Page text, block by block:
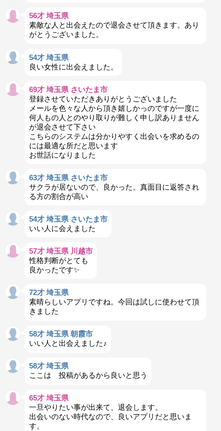
56才 埼玉県
素敵な人と出会えたので退会させて頂きます。あり
がとうございました。
54才 埼玉県
良い女性に出会えました。
69才 埼玉県 さいたま市
登録させていただきありがとうございました
メールを色々な人から頂き嬉しかっのですが一度に
何人もの人とのやり取りが難しく申し訳ありません
が退会させて下さい
こちらのシステムは分かりやすく出会いを求めるの
には最適な所だと思います
お世話になりました
63才 埼玉県 さいたま市
サクラが居ないので、良かった。真面目に返答され
る方の割合が高い
54才 埼玉県 さいたま市
いい人に会えました
57才 埼玉県 川越市
性格判断がとても
良かったです✨️
72才 埼玉県
素晴らしいアプリですね。今回は試しに使わせて頂
きました
58才 埼玉県 朝霞市
いい人と出会えました♪
58才 埼玉県
ここは 投稿があるから良いと思う
65才 埼玉県
一旦やりたい事が出来て、退会します。
出会いのない時代なので、良いアプリだと思いま
す。